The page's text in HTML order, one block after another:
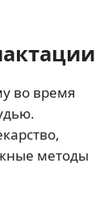
во время
методы